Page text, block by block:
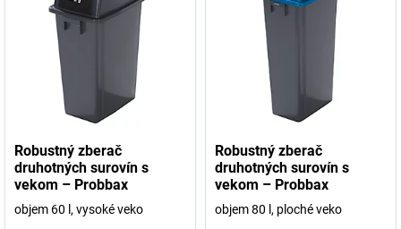
Robustný zberač
druhotných surovín s
vekom – Probbax
objem 60 l, vysoké veko
Robustný zberač
druhotných surovín s
vekom – Probbax
objem 80 l, ploché veko